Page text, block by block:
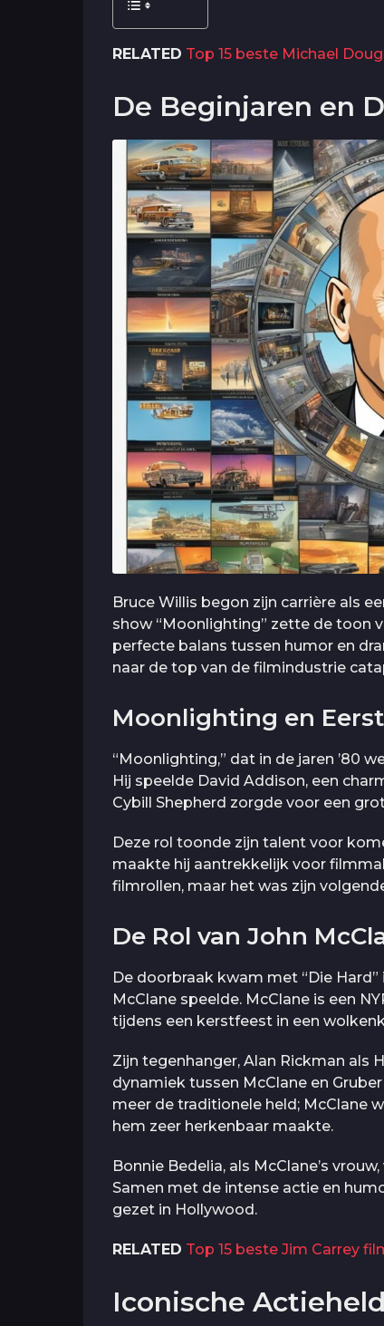
RELATED Top 15 beste Michael
De Beginjaren en
Bruce Willis begon zijn carrière als
show “Moonlighting” zette de toon
perfecte balans tussen humor en
naar de top van de filmindustrie
Moonlighting en
“Moonlighting,” dat in de jaren ’80
Hij speelde David Addison, een
Cybill Shepherd zorgde voor een
Deze rol toonde zijn talent voor
maakte hij aantrekkelijk voor
filmrollen, maar het was zijn
De Rol van John
De doorbraak kwam met “Die Hard”
McClane speelde. McClane is een
tijdens een kerstfeest in een
Zijn tegenhanger, Alan Rickman als
dynamiek tussen McClane en
meer de traditionele held; McClane
hem zeer herkenbaar maakte.
Bonnie Bedelia, als McClane’s
Samen met de intense actie en
gezet in Hollywood.
RELATED Top 15 beste Jim Carrey
Iconische